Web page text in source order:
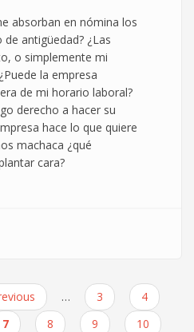
absorban en nómina los
antigüedad? ¿Las
o simplemente mi
la empresa
de mi horario laboral?
derecho a hacer su
hace lo que quiere
machaca ¿qué
cara?
… Page
3 Page
4
Página
7 Page
8 Page
9 Page
10